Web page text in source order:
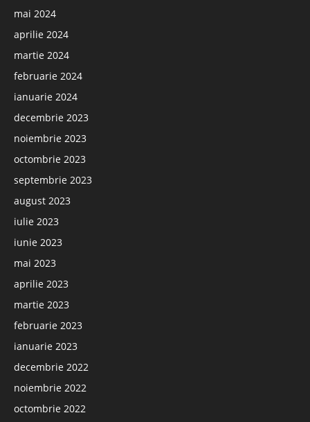
mai 2024
aprilie 2024
martie 2024
februarie 2024
ianuarie 2024
decembrie 2023
noiembrie 2023
octombrie 2023
septembrie 2023
august 2023
iulie 2023
iunie 2023
mai 2023
aprilie 2023
martie 2023
februarie 2023
ianuarie 2023
decembrie 2022
noiembrie 2022
octombrie 2022